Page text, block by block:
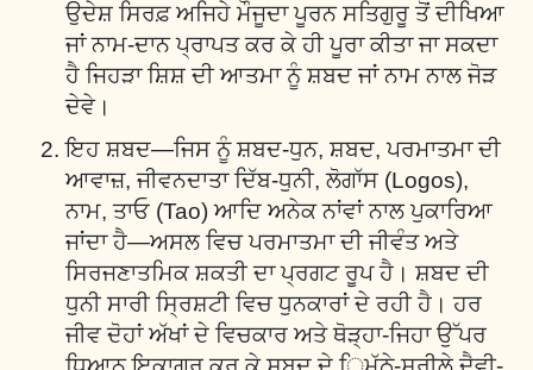
ਉਦੇਸ਼ ਸਿਰਫ਼ ਅਜਿਹੇ ਮੌਜੂਦਾ ਪੂਰਨ ਸਤਿਗੁਰੂ ਤੋਂ ਦੀਖਿਆ
ਜਾਂ ਨਾਮ-ਦਾਨ ਪ੍ਰਾਪਤ ਕਰ ਕੇ ਹੀ ਪੂਰਾ ਕੀਤਾ ਜਾ ਸਕਦਾ
ਹੈ ਜਿਹੜਾ ਸ਼ਿਸ਼ ਦੀ ਆਤਮਾ ਨੂੰ ਸ਼ਬਦ ਜਾਂ ਨਾਮ ਨਾਲ ਜੋੜ
ਦੇਵੇ।
ਇਹ ਸ਼ਬਦ—ਜਿਸ ਨੂੰ ਸ਼ਬਦ-ਧੁਨ, ਸ਼ਬਦ, ਪਰਮਾਤਮਾ ਦੀ
ਆਵਾਜ਼, ਜੀਵਨਦਾਤਾ ਦਿੱਬ-ਧੁਨੀ, ਲੋਗਾੱਸ (Logos),
ਨਾਮ, ਤਾਓ (Tao) ਆਦਿ ਅਨੇਕ ਨਾਂਵਾਂ ਨਾਲ ਪੁਕਾਰਿਆ
ਜਾਂਦਾ ਹੈ—ਅਸਲ ਵਿਚ ਪਰਮਾਤਮਾ ਦੀ ਜੀਵੰਤ ਅਤੇ
ਸਿਰਜਣਾਤਮਿਕ ਸ਼ਕਤੀ ਦਾ ਪ੍ਰਗਟ ਰੂਪ ਹੈ। ਸ਼ਬਦ ਦੀ
ਧੁਨੀ ਸਾਰੀ ਸ੍ਰਿਸ਼ਟੀ ਵਿਚ ਧੁਨਕਾਰਾਂ ਦੇ ਰਹੀ ਹੈ। ਹਰ
ਜੀਵ ਦੋਹਾਂ ਅੱਖਾਂ ਦੇ ਵਿਚਕਾਰ ਅਤੇ ਥੋੜ੍ਹਾ-ਜਿਹਾ ਉੱਪਰ